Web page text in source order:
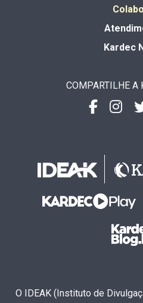
Kardec
COMPARTILHE A
O IDEAK (Instituto de